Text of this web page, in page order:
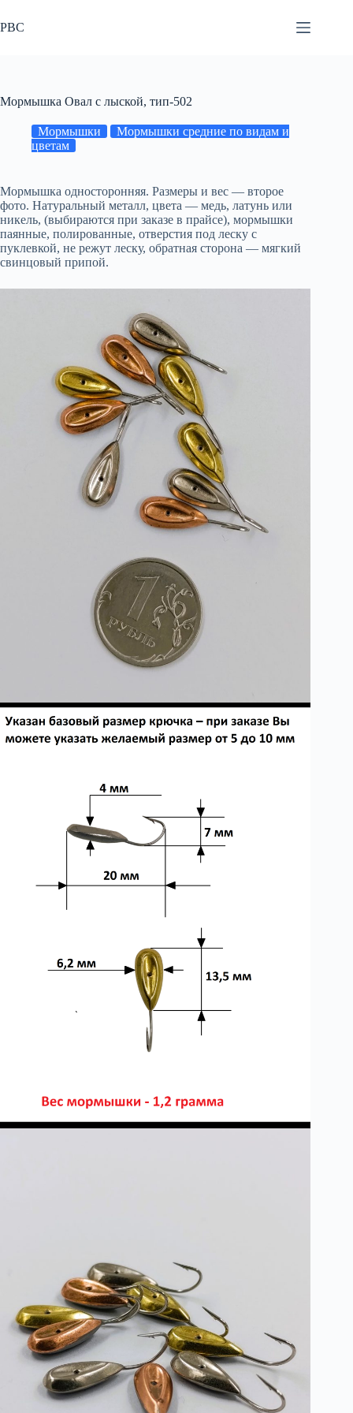
к
сути
РВС
Мормышка Овал с лыской, тип-502
Мормышки
Мормышки средние по видам и
цветам
Мормышка односторонняя. Размеры и вес — второе
фото. Натуральный металл, цвета — медь, латунь или
никель, (выбираются при заказе в прайсе), мормышки
паянные, полированные, отверстия под леску с
пуклевкой, не режут леску, обратная сторона — мягкий
свинцовый припой.